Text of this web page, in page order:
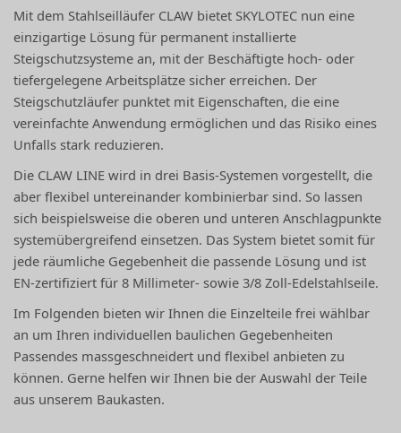
Mit dem Stahlseilläufer CLAW bietet SKYLOTEC nun eine
einzigartige Lösung für permanent installierte
Steigschutzsysteme an, mit der Beschäftigte hoch- oder
tiefergelegene Arbeitsplätze sicher erreichen. Der
Steigschutzläufer punktet mit Eigenschaften, die eine
vereinfachte Anwendung ermöglichen und das Risiko eines
Unfalls stark reduzieren.
Die CLAW LINE wird in drei Basis-Systemen vorgestellt, die
aber flexibel untereinander kombinierbar sind. So lassen
sich beispielsweise die oberen und unteren Anschlagpunkte
systemübergreifend einsetzen. Das System bietet somit für
jede räumliche Gegebenheit die passende Lösung und ist
EN-zertifiziert für 8 Millimeter- sowie 3/8 Zoll-Edelstahlseile.
Im Folgenden bieten wir Ihnen die Einzelteile frei wählbar
an um Ihren individuellen baulichen Gegebenheiten
Passendes massgeschneidert und flexibel anbieten zu
können. Gerne helfen wir Ihnen bie der Auswahl der Teile
aus unserem Baukasten.